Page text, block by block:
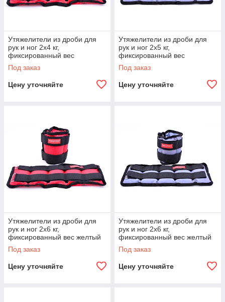
Утяжелители из дроби для
рук и ног 2х4 кг,
фиксированный вес
Под заказ
Цену уточняйте
Утяжелители из дроби для
рук и ног 2х5 кг,
фиксированный вес
Под заказ
Цену уточняйте
Утяжелители из дроби для
рук и ног 2х6 кг,
фиксированный вес желтый
красный
Под заказ
Цену уточняйте
Утяжелители из дроби для
рук и ног 2х6 кг,
фиксированный вес желтый
серый
Под заказ
Цену уточняйте